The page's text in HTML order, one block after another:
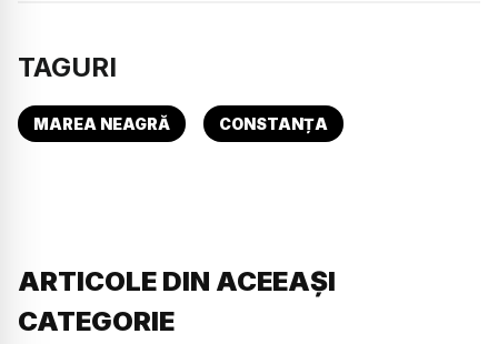
TAGURI
MAREA NEAGRĂ CONSTANȚA
ARTICOLE DIN ACEEAȘI
CATEGORIE